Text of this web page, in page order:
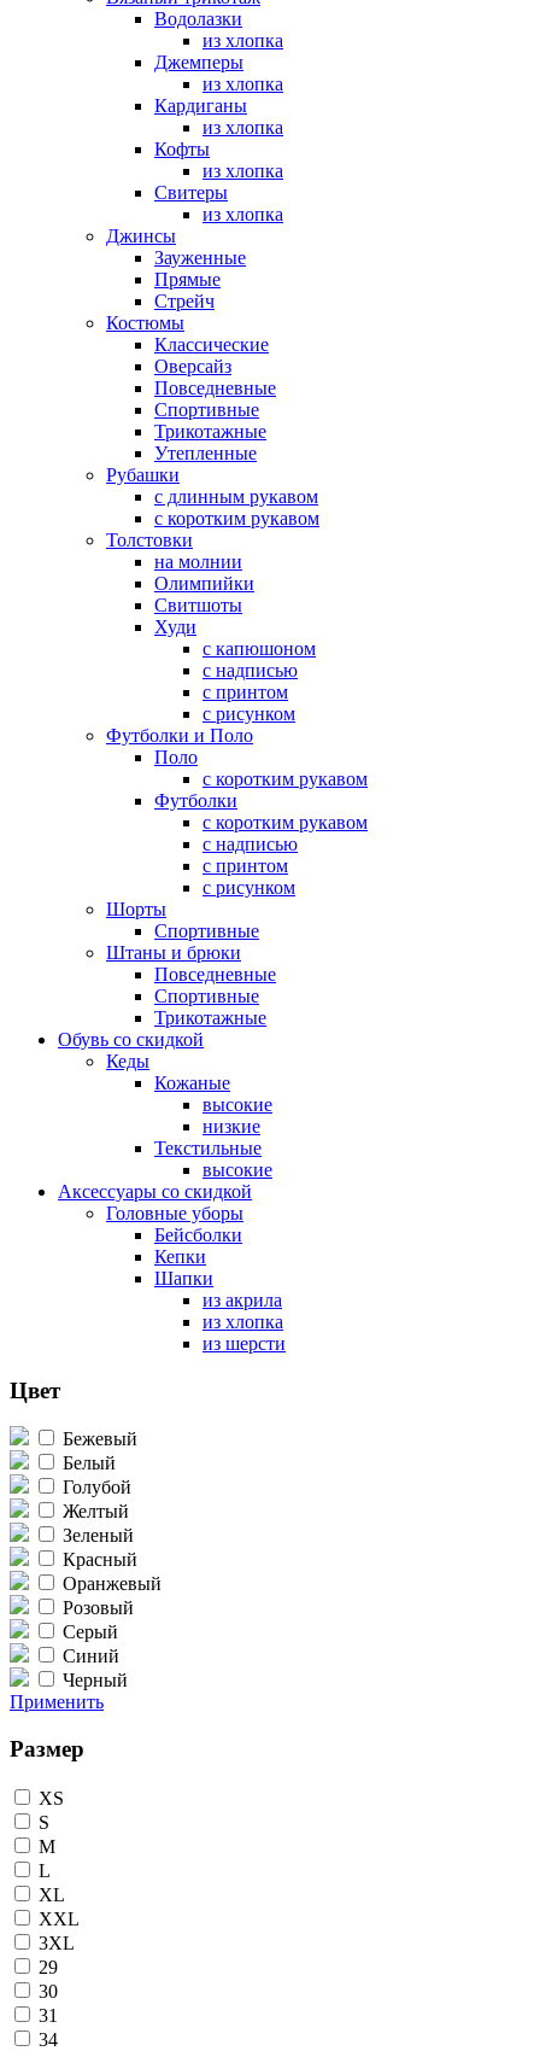
Водолазки
из хлопка
Джемперы
из хлопка
Кардиганы
из хлопка
Кофты
из хлопка
Свитеры
из хлопка
Джинсы
Зауженные
Прямые
Стрейч
Костюмы
Классические
Оверсайз
Повседневные
Спортивные
Трикотажные
Утепленные
Рубашки
с длинным рукавом
с коротким рукавом
Толстовки
на молнии
Олимпийки
Свитшоты
Худи
с капюшоном
с надписью
с принтом
с рисунком
Футболки и Поло
Поло
с коротким рукавом
Футболки
с коротким рукавом
с надписью
с принтом
с рисунком
Шорты
Спортивные
Штаны и брюки
Повседневные
Спортивные
Трикотажные
Обувь со скидкой
Кеды
Кожаные
высокие
низкие
Текстильные
высокие
Аксессуары со скидкой
Головные уборы
Бейсболки
Кепки
Шапки
из акрила
из хлопка
из шерсти
Цвет
Бежевый
Белый
Голубой
Желтый
Зеленый
Красный
Оранжевый
Розовый
Серый
Синий
Черный
Применить
Размер
XS
S
M
L
XL
XXL
3XL
29
30
31
34